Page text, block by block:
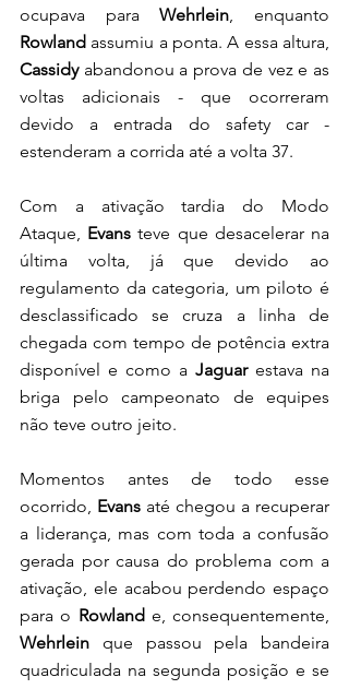
ocupava para Wehrlein
Rowland
Cassidy abandonou a prova de vez e as
voltas adicionais - que ocorreram
devido a entrada do safety car -
estenderam a corrida até a volta 37.
Com a ativação tardia do Modo
Ataque, Evans teve que desacelerar na
última volta, já que devido ao
regulamento da categoria, um piloto é
desclassificado se cruza a linha de
chegada com tempo de potência extra
disponível e como a Jaguar estava na
briga pelo campeonato de equipes
não teve outro jeito.
Momentos antes de todo esse
ocorrido, Evans até chegou a recuperar
a liderança, mas com toda a confusão
gerada por causa do problema com a
ativação, ele acabou perdendo espaço
para o Rowland
Wehrlein que passou pela bandeira
quadriculada na segunda posição e se